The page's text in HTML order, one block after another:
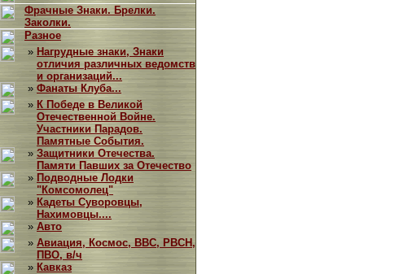
Фрачные Знаки. Брелки.
Заколки.
Разное
» Нагрудные знаки, Знаки
отличия различных ведомств
и организаций...
» Фанаты Клуба...
» К Победе в Великой
Отечественной Войне.
Участники Парадов.
Памятные События.
» Защитники Отечества.
Памяти Павших за Отечество
» Подводные Лодки
"Комсомолец"
» Кадеты Суворовцы,
Нахимовцы....
» Авто
» Авиация, Космос, ВВС, РВСН,
ПВО, в/ч
» Кавказ